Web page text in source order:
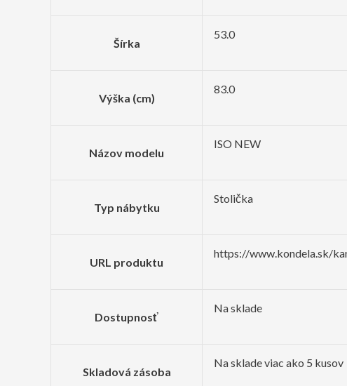
Šírka
53.0
Výška (cm)
83.0
Názov modelu
ISO NEW
Typ nábytku
Stolička
URL produktu
https://www.kondela.sk/
Dostupnosť
Na sklade
Skladová zásoba
Na sklade viac ako 5 kusov